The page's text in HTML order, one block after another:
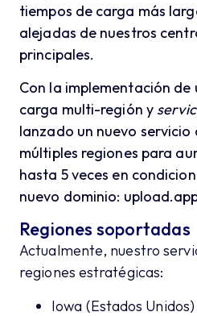
tiempos de carga más
alejadas de nuestros
principales.
Con la implementación de
carga multi-región y
lanzado un nuevo servicio
múltiples regiones para
hasta 5 veces en
nuevo dominio:
Regiones soportadas
Actualmente, nuestro
regiones estratégicas:
Iowa (Estados Unidos)